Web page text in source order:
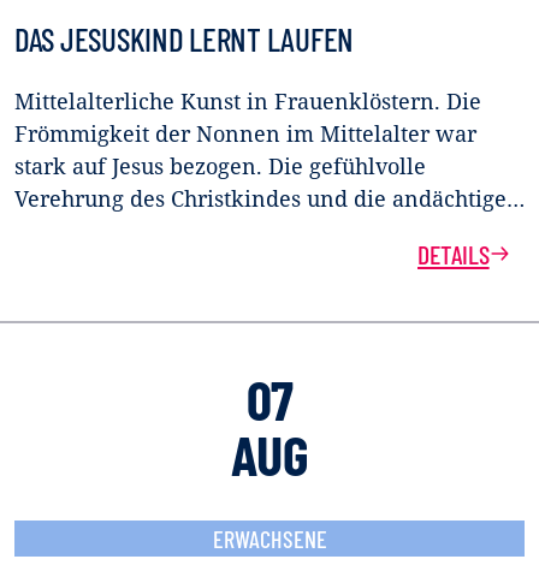
DAS JESUSKIND LERNT LAUFEN
Mittelalterliche Kunst in Frauenklöstern. Die
Frömmigkeit der Nonnen im Mittelalter war
stark auf Jesus bezogen. Die gefühlvolle
Verehrung des Christkindes und die andächtige…
DETAILS
07
AUG
ERWACHSENE